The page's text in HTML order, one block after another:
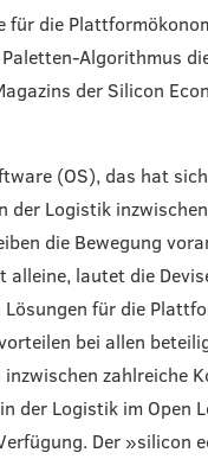
für die
Algorithmus
der Silicon
(OS), das hat
der Logistik
die Bewegung
alleine, lautet die
für die
bei allen
inzwischen zahlreiche
der Logistik im Open
Der »silicon